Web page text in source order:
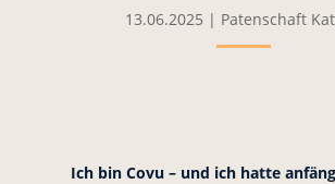
13.06.2025 | Patenschaft
Ich bin Covu – und ich hatte